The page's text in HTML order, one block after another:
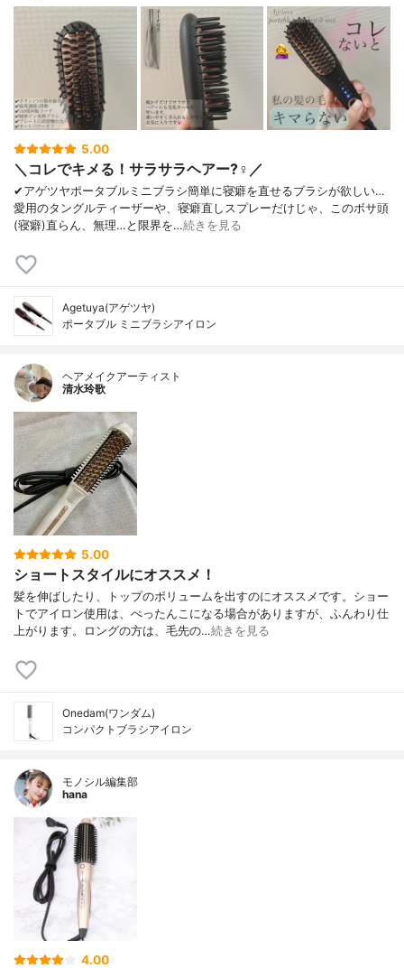
5.00
＼コレでキメる！サラサラヘアー?‍♀️／
✔︎アゲツヤポータブルミニブラシ簡単に寝癖を直せるブラシが欲しい…
愛用のタングルティーザーや、寝癖直しスプレーだけじゃ、このボサ頭
(寝癖)直らん、無理…と限界を…続きを見る
Agetuya(アゲツヤ)
ポータブル ミニブラシアイロン
ヘアメイクアーティスト
清水玲歌
5.00
ショートスタイルにオススメ！
髪を伸ばしたり、トップのボリュームを出すのにオススメです。ショー
トでアイロン使用は、ぺったんこになる場合がありますが、ふんわり仕
上がります。ロングの方は、毛先の…続きを見る
Onedam(ワンダム)
コンパクトブラシアイロン
モノシル編集部
hana
4.00